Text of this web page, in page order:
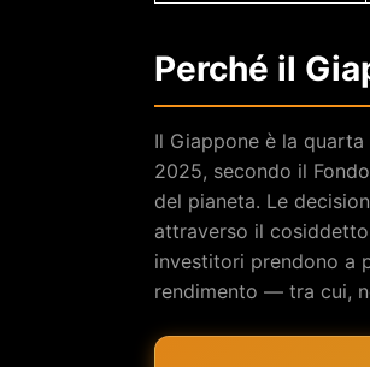
Perché il
Il Giappone è la
2025, secondo il
del pianeta. Le
attraverso il cosiddetto
investitori prendono a
rendimento — tra cui,